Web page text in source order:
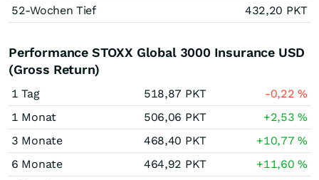
52-Wochen Tief
432,20 PKT
Performance STOXX Global 3000 Insurance USD
(Gross Return)
1 Tag 518,87 PKT -0,22%
1 Monat
506,06 PKT +2,53%
3 Monate
468,40 PKT +10,77%
6 Monate
464,92 PKT +11,60%